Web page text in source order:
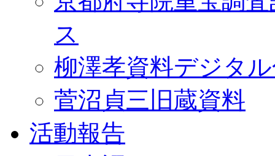
ス
柳澤孝資料デジタ
菅沼貞三旧蔵資料
活動報告